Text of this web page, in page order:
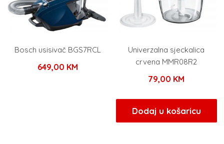
Bosch usisivač BGS7RCL
649,00 KM
Univerzalna sjeckalica
crvena MMR08R2
79,00 KM
Dodaj u košaricu